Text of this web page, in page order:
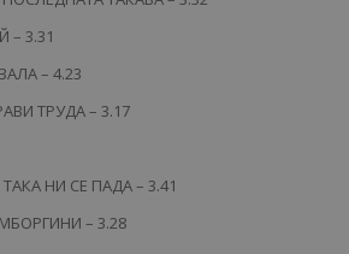
– 3.31
– 4.23
ТРУДА – 3.17
НИ СЕ ПАДА – 3.41
– 3.28